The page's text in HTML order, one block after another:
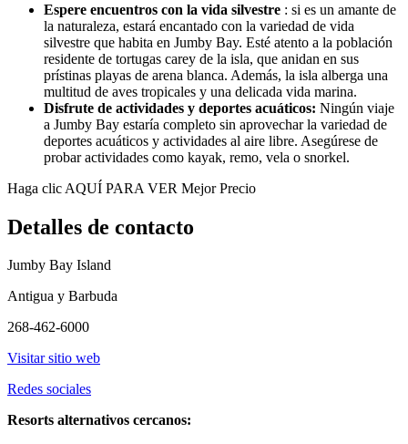
Espere encuentros con la vida silvestre : si es un amante de
la naturaleza, estará encantado con la variedad de vida
silvestre que habita en Jumby Bay. Esté atento a la población
residente de tortugas carey de la isla, que anidan en sus
prístinas playas de arena blanca. Además, la isla alberga una
multitud de aves tropicales y una delicada vida marina.
Disfrute de actividades y deportes acuáticos: Ningún viaje
a Jumby Bay estaría completo sin aprovechar la variedad de
deportes acuáticos y actividades al aire libre. Asegúrese de
probar actividades como kayak, remo, vela o snorkel.
Haga clic AQUÍ PARA VER Mejor Precio
Detalles de contacto
Jumby Bay Island
Antigua y Barbuda
268-462-6000
Visitar sitio web
Redes sociales
Resorts alternativos cercanos: